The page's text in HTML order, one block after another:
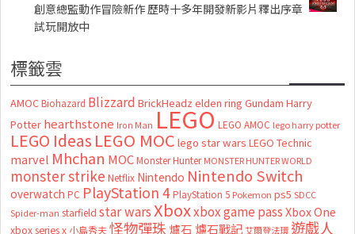
創意總監動作冒險新作 歷時十多年開發新影片釋出序章
試玩開放中
標籤雲
AMOC Biohazard Blizzard BrickHeadz elden ring Gundam Harry
Potter hearthstone Iron Man LEGO LEGO AMOC lego harry potter
LEGO Ideas LEGO MOC lego star wars LEGO Technic
marvel Mhchan MOC Monster Hunter MONSTER HUNTER WORLD
monster strike Netflix Nintendo Nintendo Switch
overwatch PC PlayStation 4 PlayStation 5 Pokemon ps5 SDCC
Spider-man starfield star warsXboxxbox game passXbox One
xbox series x 小島秀夫怪物彈珠 爐石 爐石戰記艾爾登法環 遊戲人